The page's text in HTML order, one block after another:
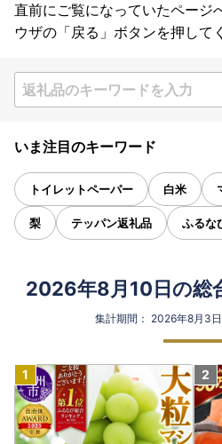
直前にご覧になっていたページ
ウザの「戻る」ボタンを押して
いま注目のキーワード
トイレットペーパー 白米
梨 テッパン返礼品 ふるな
2026年8月10日の総
集計期間： 2026年8月3